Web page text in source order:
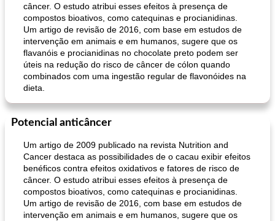
câncer. O estudo atribui esses efeitos à presença de
compostos bioativos, como catequinas e procianidinas.
Um artigo de revisão de 2016, com base em estudos de
intervenção em animais e em humanos, sugere que os
flavanóis e procianidinas no chocolate preto podem ser
úteis na redução do risco de câncer de cólon quando
combinados com uma ingestão regular de flavonóides na
dieta.
Potencial anticâncer
Um artigo de 2009 publicado na revista Nutrition and
Cancer destaca as possibilidades de o cacau exibir efeitos
benéficos contra efeitos oxidativos e fatores de risco de
câncer. O estudo atribui esses efeitos à presença de
compostos bioativos, como catequinas e procianidinas.
Um artigo de revisão de 2016, com base em estudos de
intervenção em animais e em humanos, sugere que os